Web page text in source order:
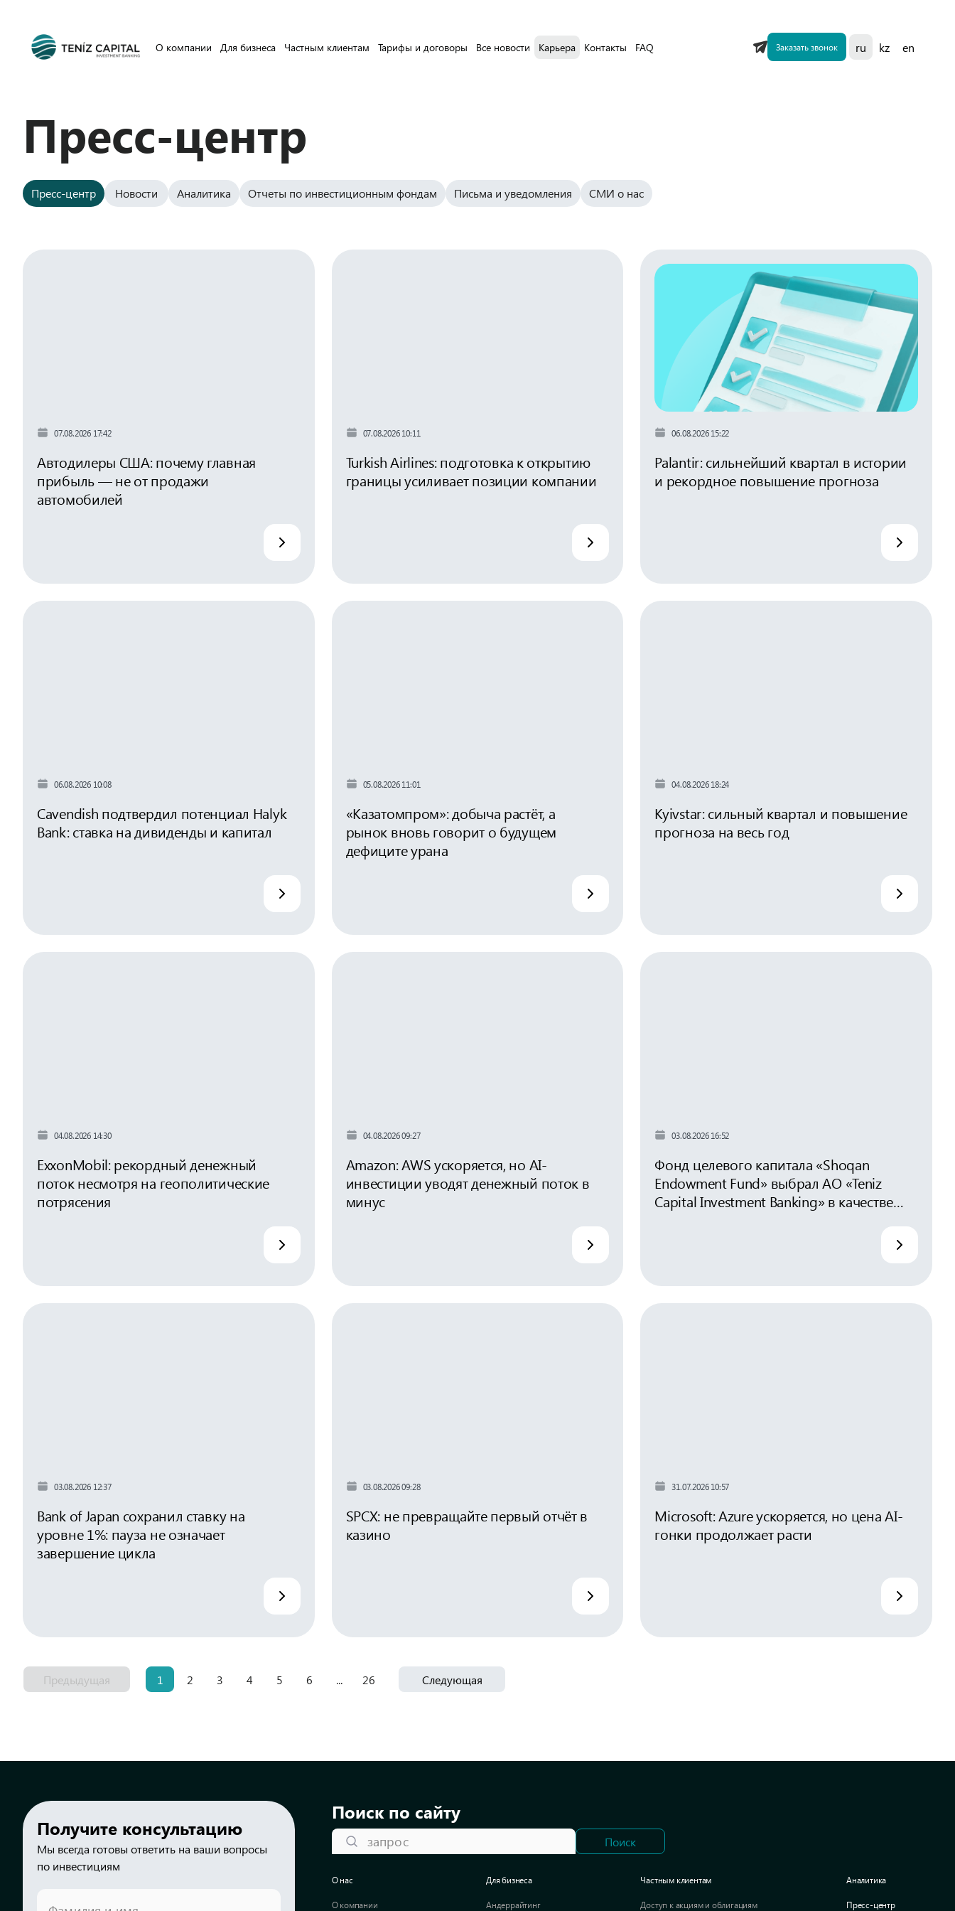
О компании Для бизнеса Частным клиентам Тарифы и договоры Все новости Карьера Контакты FAQ Заказать звонок ru kz en
Пресс-центр
Пресс-центр Новости Аналитика Отчеты по инвестиционным фондам Письма и уведомления СМИ о нас
07.08.2026 17:42
Автодилеры США: почему главная
прибыль — не от продажи
автомобилей
07.08.2026 10:11
Turkish Airlines: подготовка к открытию
границы усиливает позиции компании
06.08.2026 15:22
Palantir: сильнейший квартал в истории
и рекордное повышение прогноза
06.08.2026 10:08
Cavendish подтвердил потенциал Halyk
Bank: ставка на дивиденды и капитал
05.08.2026 11:01
«Казатомпром»: добыча растёт, а
рынок вновь говорит о будущем
дефиците урана
04.08.2026 18:24
Kyivstar: сильный квартал и повышение
прогноза на весь год
04.08.2026 14:30
ExxonMobil: рекордный денежный
поток несмотря на геополитические
потрясения
04.08.2026 09:27
Amazon: AWS ускоряется, но AI-
инвестиции уводят денежный поток в
минус
03.08.2026 16:52
Фонд целевого капитала «Shoqan
Endowment Fund» выбрал АО «Teniz
Capital Investment Banking» в качестве
03.08.2026 12:37
Bank of Japan сохранил ставку на
уровне 1%: пауза не означает
завершение цикла
03.08.2026 09:28
SPCX: не превращайте первый отчёт в
казино
31.07.2026 10:57
Microsoft: Azure ускоряется, но цена AI-
гонки продолжает расти
Предыдущая 1 2 3 4 5 6 ... 26 Следующая
Получите консультацию
Мы всегда готовы ответить на ваши вопросы
по инвестициям
Поиск по сайту
запрос Поиск
О нас
О компании
Для бизнеса
Андеррайтинг
Частным клиентам
Доступ к акциям и облигациям
Аналитика
Пресс-центр